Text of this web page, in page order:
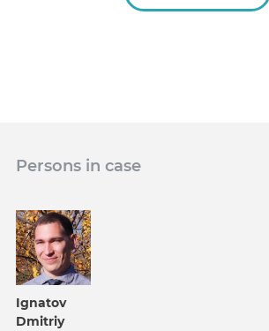
Persons in case
Ignatov
Dmitriy